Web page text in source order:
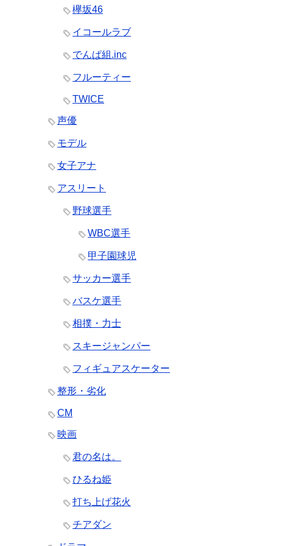
欅坂46
イコールラブ
でんぱ組.inc
フルーティー
TWICE
声優
モデル
女子アナ
アスリート
野球選手
WBC選手
甲子園球児
サッカー選手
バスケ選手
相撲・力士
スキージャンパー
フィギュアスケーター
整形・劣化
CM
映画
君の名は。
ひるね姫
打ち上げ花火
チアダン